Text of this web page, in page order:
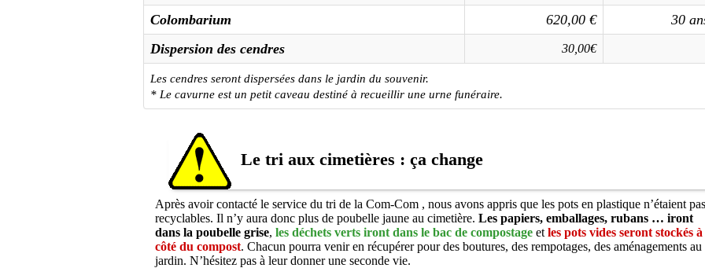
Colombarium 620,00 €
30
Dispersion des cendres
30,00€
Les cendres seront dispersées dans le jardin du souvenir.
* Le cavurne est un petit caveau destiné à recueillir une urne funéraire.
Le tri aux cimetières : ça change
Après avoir contacté le service du tri de la Com-Com , nous avons appris que les pots en plastique n’étaient pas
recyclables. Il n’y aura donc plus de poubelle jaune au cimetière. Les papiers, emballages, rubans … iront
dans la poubelle grise, les déchets verts iront dans le bac de compostage et les pots vides seront stockés à
côté du compost. Chacun pourra venir en récupérer pour des boutures, des rempotages, des aménagements au
jardin. N’hésitez pas à leur donner une seconde vie.